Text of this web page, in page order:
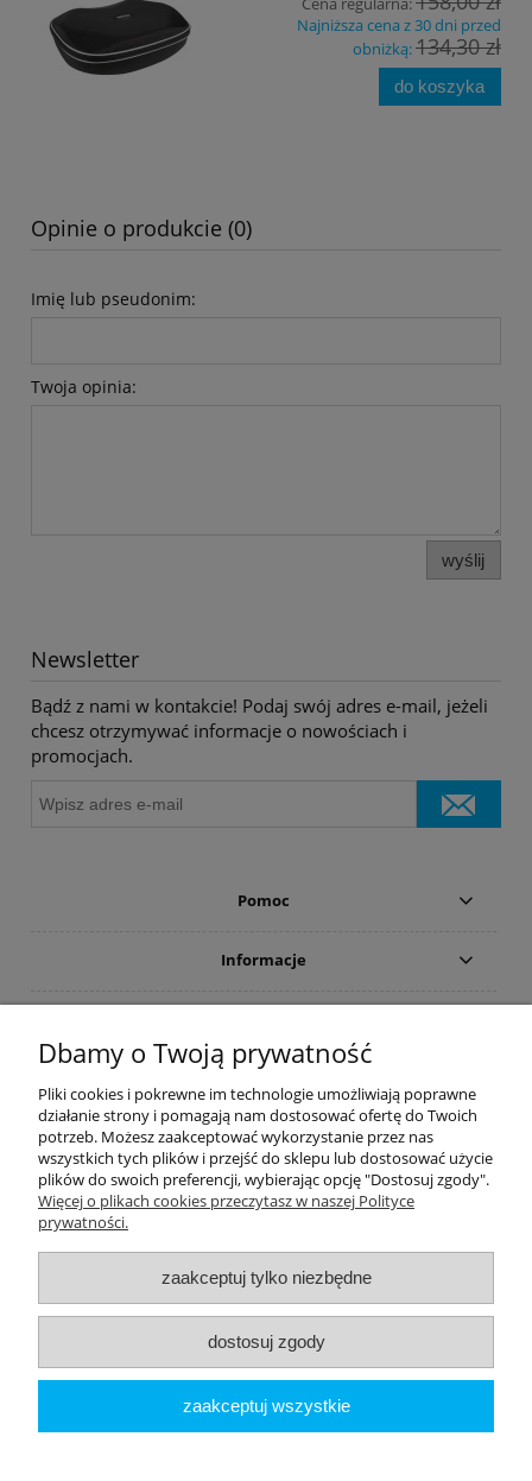
Najniższa cena z 30 dni przed
obniżką:134,30 zł
do koszyka
Opinie o produkcie (0)
Imię lub pseudonim:
Twoja opinia:
wyślij
Newsletter
Bądź z nami w kontakcie! Podaj swój adres e-mail, jeżeli
chcesz otrzymywać informacje o nowościach i
promocjach.
Pomoc
Informacje
PRODUCENCI
Popularne kategorie
Dive Factory 24-aleja 29 Listopada 165-
woj. małopolskie - NIP 9452184931
tel.12 418 39 59-sklep@divefactory24.pl
pokaż pełną wersję strony
Sklep internetowy Shoper.pl
Dbamy o Twoją prywatność
Pliki cookies i pokrewne im technologie umożliwiają poprawne
działanie strony i pomagają nam dostosować ofertę do Twoich
potrzeb. Możesz zaakceptować wykorzystanie przez nas
wszystkich tych plików i przejść do sklepu lub dostosować użycie
plików do swoich preferencji, wybierając opcję "Dostosuj zgody".
Więcej o plikach cookies przeczytasz w naszej Polityce
prywatności.
zaakceptuj tylko niezbędne
dostosuj zgody
zaakceptuj wszystkie